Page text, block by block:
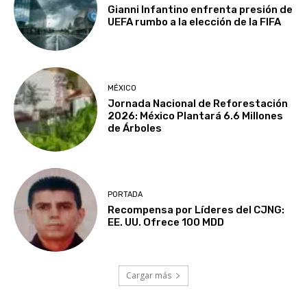
Gianni Infantino enfrenta presión de
UEFA rumbo a la elección de la FIFA
MÉXICO
Jornada Nacional de Reforestación
2026: México Plantará 6.6 Millones
de Árboles
PORTADA
Recompensa por Líderes del CJNG:
EE. UU. Ofrece 100 MDD
Cargar más